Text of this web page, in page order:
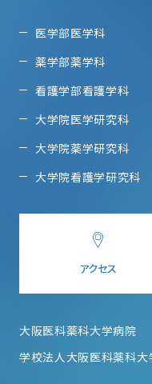
医学部医学科
薬学部薬学科
看護学部看護学科
大学院医学研究科
大学院薬学研究科
大学院看護学研究科
アクセス
大阪医科薬科大学病院
学校法人大阪医科薬科大